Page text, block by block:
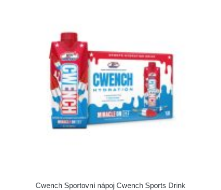
Cwench Sportovní nápoj Cwench Sports Drink